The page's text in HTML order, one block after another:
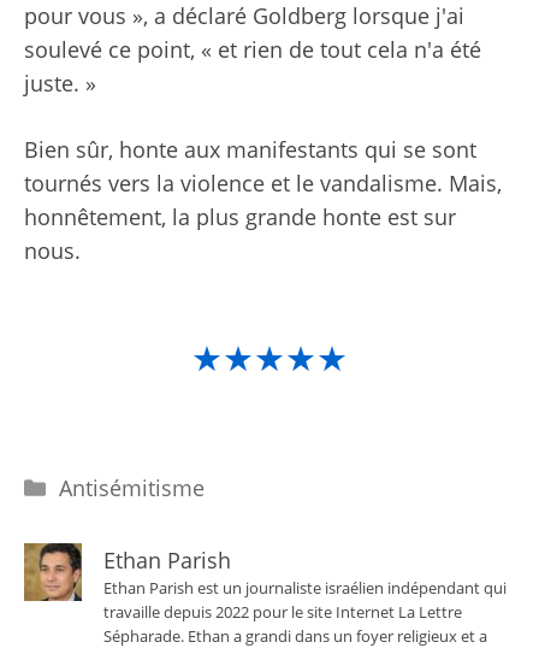
pour vous », a déclaré Goldberg lorsque j'ai
soulevé ce point, « et rien de tout cela n'a été
juste. »
Bien sûr, honte aux manifestants qui se sont
tournés vers la violence et le vandalisme. Mais,
honnêtement, la plus grande honte est sur
nous.
★★★★★
Catégories
Antisémitisme
Ethan Parish
Ethan Parish est un journaliste israélien indépendant qui
travaille depuis 2022 pour le site Internet La Lettre
Sépharade. Ethan a grandi dans un foyer religieux et a